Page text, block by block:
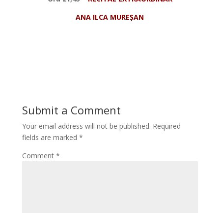
ANA ILCA MUREȘAN
Submit a Comment
Your email address will not be published. Required
fields are marked *
Comment *